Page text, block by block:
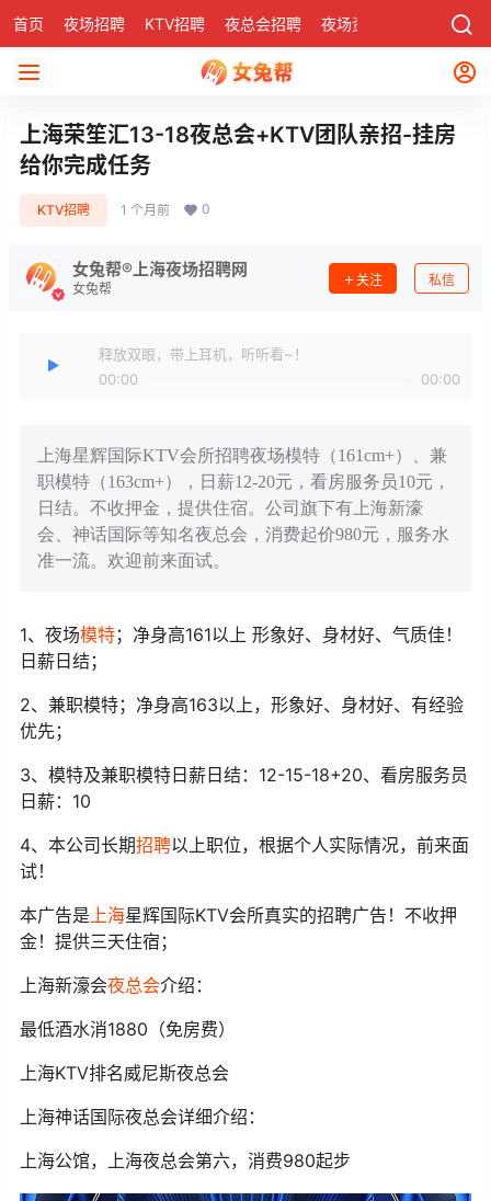
首页 夜场招聘 KTV招聘 夜总会招聘 夜场资讯 社区
上海荣笙汇13-18夜总会+KTV团队亲招-挂房
给你完成任务
KTV招聘 1 个月前 0
女兔帮®上海夜场招聘网
女兔帮
关注 私信
释放双眼，带上耳机，听听看~！
00:00
00:00
上海星辉国际KTV会所招聘夜场模特（161cm+）、兼
职模特（163cm+），日薪12-20元，看房服务员10元，
日结。不收押金，提供住宿。公司旗下有上海新濠
会、神话国际等知名夜总会，消费起价980元，服务水
准一流。欢迎前来面试。
1、夜场模特；净身高161以上 形象好、身材好、气质佳！
日薪日结；
2、兼职模特；净身高163以上，形象好、身材好、有经验
优先；
3、模特及兼职模特日薪日结：12-15-18+20、看房服务员
日薪：10
4、本公司长期招聘以上职位，根据个人实际情况，前来面
试！
本广告是上海星辉国际KTV会所真实的招聘广告！不收押
金！提供三天住宿；
上海新濠会夜总会介绍：
最低酒水消1880（免房费）
上海KTV排名威尼斯夜总会
上海神话国际夜总会详细介绍：
上海公馆，上海夜总会第六，消费980起步